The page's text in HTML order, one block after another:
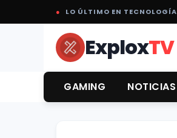
● LO ÚLTIMO EN TECNOLOGÍA
ExploxTV
GAMING NOTICIAS